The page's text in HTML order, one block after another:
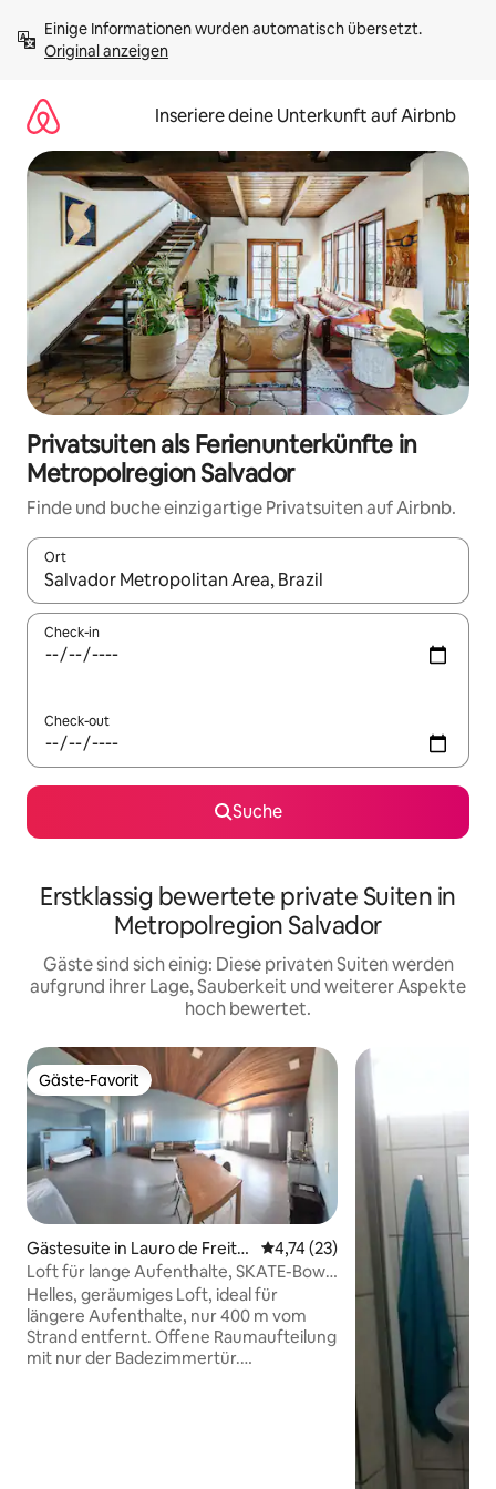
Inhalten
springenOriginal anzeigen
Inseriere deine Unterkunft auf Airbnb
Privatsuiten als Ferienunterkünfte in
Metropolregion Salvador
Finde und buche einzigartige Privatsuiten auf Airbnb.
Ort
Wenn Ergebnisse verfügbar sind, navigiere mit den
Check-in
Check-out
Suche
Erstklassig bewertete private Suiten in
Metropolregion Salvador
Gäste sind sich einig: Diese privaten Suiten werden
aufgrund ihrer Lage, Sauberkeit und weiterer Aspekte
hoch bewertet.
Gäste-Favorit
Gäste-Favorit
Gästesuite in Lauro de Freita
s
Durchschnittliche Bewertung:
4,74 (23)
Loft für lange Aufenthalte, SKATE-Bowl,
400 m zum Strand
Helles, geräumiges Loft, ideal für
längere Aufenthalte, nur 400 m vom
Strand entfernt. Offene Raumaufteilung
mit nur der Badezimmertür.